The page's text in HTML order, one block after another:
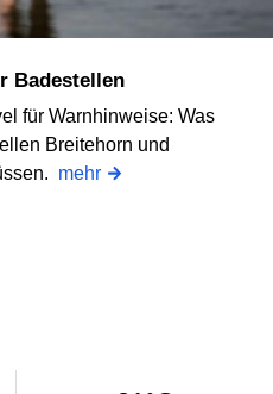
Badestellen
für Warnhinweise: Was
Breitehorn und
mehr